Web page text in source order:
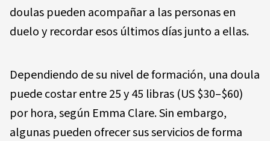
doulas pueden acompañar a las personas en
duelo y recordar esos últimos días junto a ellas.
Dependiendo de su nivel de formación, una doula
puede costar entre 25 y 45 libras (US $30–$60)
por hora, según Emma Clare. Sin embargo,
algunas pueden ofrecer sus servicios de forma